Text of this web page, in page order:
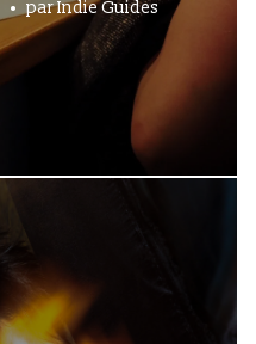
parIndie Guides